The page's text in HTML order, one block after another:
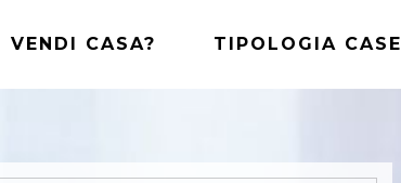
VENDI CASA? TIPOLOGIA CASE